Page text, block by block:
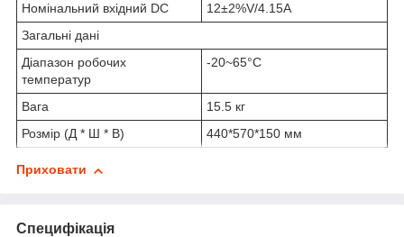
Номінальний вхідний DC
12±2%V/4.15A
Загальні дані
Діапазон робочих
температур
-20~65°C
Вага
15.5 кг
Розмір (Д * Ш * В)
440*570*150 мм
Приховати
Специфікація